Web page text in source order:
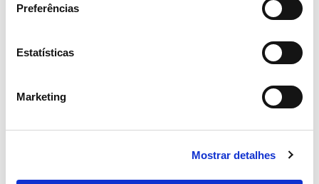
Preferências
Estatísticas
Marketing
Mostrar detalhes
Estatísticas de mercado e consumo de energia